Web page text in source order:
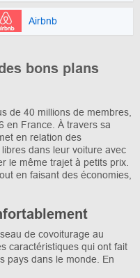
Airbnb
bons plans
de 40 millions de membres,
en France. À travers sa
en relation des
dans leur voiture avec
le même trajet à petits prix.
en faisant des économies,
de covoiturage au
caractéristiques qui ont fait
pays dans le monde. En